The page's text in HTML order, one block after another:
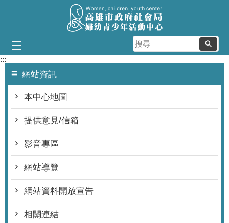
搜
尋
:::
網站資訊
本中心地圖
提供意見/信箱
影音專區
網站導覽
網站資料開放宣告
相關連結